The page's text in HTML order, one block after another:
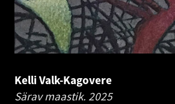
Kelli Valk-Kagovere
Särav maastik. 2025